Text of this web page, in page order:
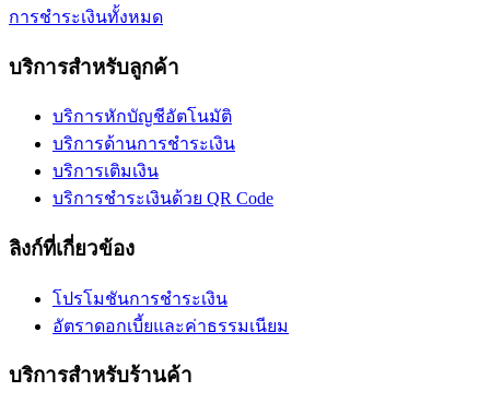
การชำระเงินทั้งหมด
บริการสำหรับลูกค้า
บริการหักบัญชีอัตโนมัติ
บริการด้านการชำระเงิน
บริการเติมเงิน
บริการชำระเงินด้วย QR Code
ลิงก์ที่เกี่ยวข้อง
โปรโมชันการชำระเงิน
อัตราดอกเบี้ยและค่าธรรมเนียม
บริการสำหรับร้านค้า